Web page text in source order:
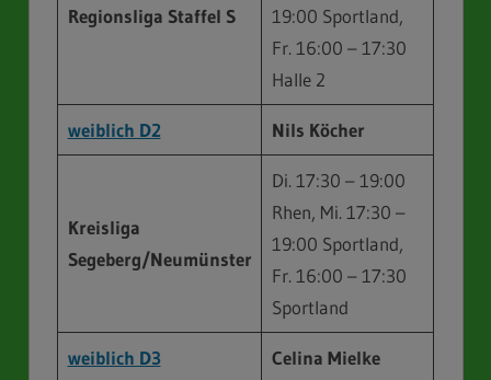
Regionsliga Staffel S
19:00 Sportland,
Fr. 16:00 – 17:30
Halle 2
weiblich D2 Nils Köcher
Kreisliga
Segeberg/Neumünster
Di. 17:30 – 19:00
Rhen, Mi. 17:30 –
19:00 Sportland,
Fr. 16:00 – 17:30
Sportland
weiblich D3 Celina Mielke